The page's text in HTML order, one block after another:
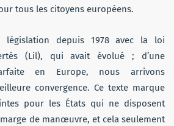
tous les citoyens européens.
législation depuis 1978 avec la loi
(Lil), qui avait évolué ; d’une
en Europe, nous arrivons
convergence. Ce texte marque
pour les États qui ne disposent
de manœuvre, et cela seulement